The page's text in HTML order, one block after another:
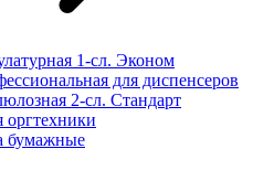
1-сл. Эконом
для диспенсеров
2-сл. Стандарт
оргтехники
бумажные